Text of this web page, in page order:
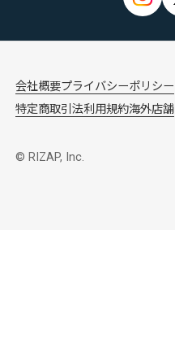
会社概要プライバシーポリシー
特定商取引法利用規約海外店舗
© RIZAP, Inc.